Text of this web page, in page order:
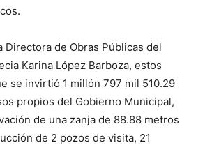
Directora de Obras Públicas del
Karina López Barboza, estos
se invirtió 1 millón 797 mil 510.29
propios del Gobierno Municipal,
de una zanja de 88.88 metros
de 2 pozos de visita, 21